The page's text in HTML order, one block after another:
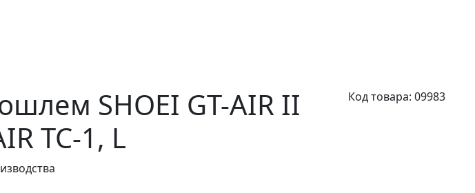
SHOEI GT-AIR II
TC-1, L
Код товара: 09983